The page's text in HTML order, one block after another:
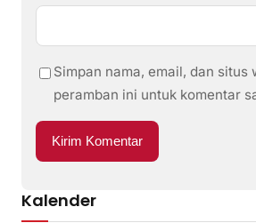
Simpan nama, email, dan situs
peramban ini untuk komentar
Kalender